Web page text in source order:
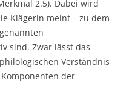
2.5). Dabei wird
Klägerin meint – zu dem
sind. Zwar lässt das
Verständnis
der